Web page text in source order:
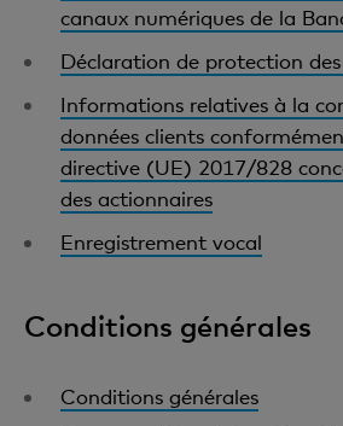
canaux numériques de la
Déclaration de protection
Informations relatives à la
données clients
directive (UE) 2017/828
des actionnaires
Enregistrement vocal
Conditions générales
Conditions générales